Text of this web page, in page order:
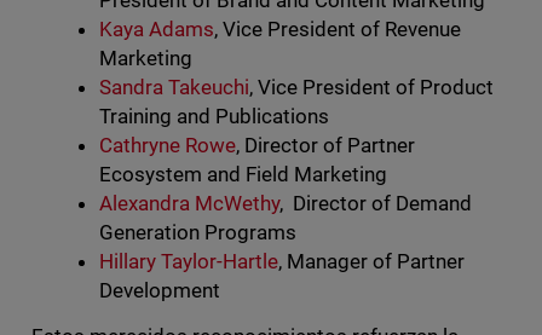
Kaya Adams, Vice President of Revenue
Marketing
Sandra Takeuchi, Vice President of Product
Training and Publications
Cathryne Rowe, Director of Partner
Ecosystem and Field Marketing
Alexandra McWethy, ​​Director of Demand
Generation Programs
Hillary Taylor-Hartle, Manager of Partner
Development